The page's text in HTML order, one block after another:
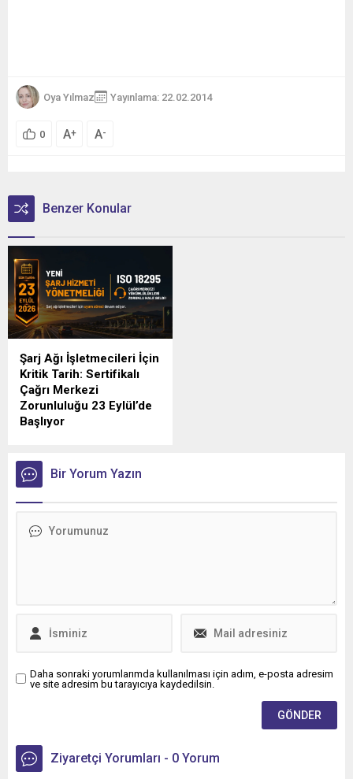
Oya Yılmaz Yayınlama: 22.02.2014
0 A+ A-
Benzer Konular
Şarj Ağı İşletmecileri İçin
Kritik Tarih: Sertifikalı
Çağrı Merkezi
Zorunluluğu 23 Eylül’de
Başlıyor
ilgilendiren düzenlemede
geri sayım sürüyor.
Bir Yorum Yazın
Daha sonraki yorumlarımda kullanılması için adım, e-posta adresim
ve site adresim bu tarayıcıya kaydedilsin.
Ziyaretçi Yorumları - 0 Yorum